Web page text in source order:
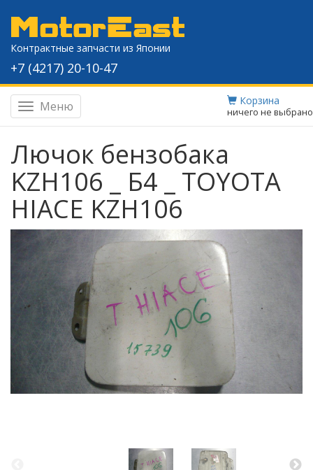
Контрактные запчасти из Японии
+7 (4217) 20-10-47
Корзина
ничего не выбрано
Меню
Навигация
Лючок бензобака
KZH106 _ Б4 _ TOYOTA
HIACE KZH106